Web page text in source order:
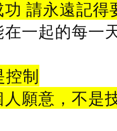
請永遠記得
一起的每一
控制
願意，不是